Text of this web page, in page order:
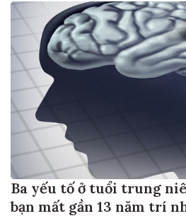
Ba yếu tố ở tuổi trung
bạn mất gần 13 năm trí